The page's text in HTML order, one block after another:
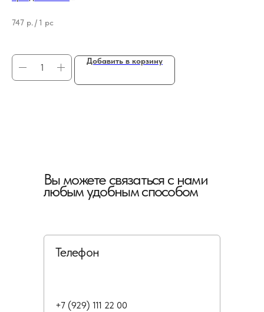
747 р. / 1 pc
Добавить в корзину
Вы можете связаться с нами
любым удобным способом
Телефон
+7 (929) 111 22 00